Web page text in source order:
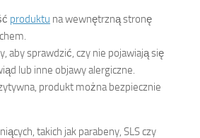
produktu na wewnętrzną stronę
aby sprawdzić, czy nie pojawiają się
lub inne objawy alergiczne.
produkt można bezpiecznie
takich jak parabeny, SLS czy